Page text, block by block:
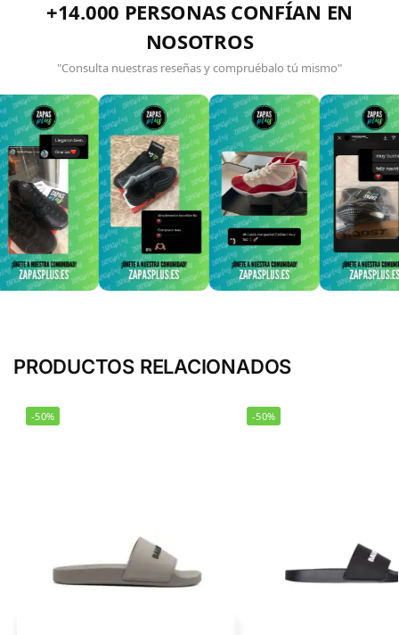
+14.000 PERSONAS CONFÍAN EN
NOSOTROS
"Consulta nuestras reseñas y compruébalo tú mismo"
PRODUCTOS RELACIONADOS
-50% -50%